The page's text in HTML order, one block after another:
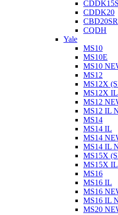
CDDK15S
CDDK20
CBD20SR
CQDH
Yale
MS10
MS10E
MS10
MS12
MS12X
MS12X IL
MS12
MS12 IL
MS14
MS14 IL
MS14
MS14 IL
MS15X
MS15X IL
MS16
MS16 IL
MS16
MS16 IL
MS20